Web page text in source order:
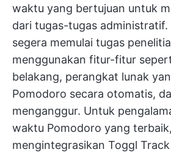
waktu yang bertujuan untuk
dari tugas-tugas
segera memulai tugas
menggunakan fitur-fitur
belakang, perangkat lunak
Pomodoro secara otomatis,
menganggur. Untuk
waktu Pomodoro yang terbaik,
mengintegrasikan Toggl